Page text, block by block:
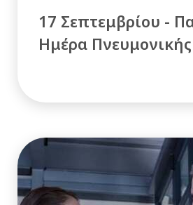
17 Σεπτεμβρίου -
Ημέρα